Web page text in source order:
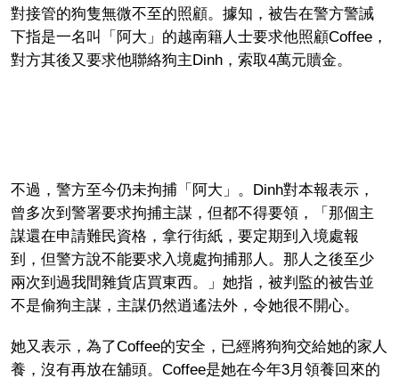
對接管的狗隻無微不至的照顧。據知，被告在警方警誡
下指是一名叫「阿大」的越南籍人士要求他照顧Coffee，
對方其後又要求他聯絡狗主Dinh，索取4萬元贖金。
不過，警方至今仍未拘捕「阿大」。Dinh對本報表示，
曾多次到警署要求拘捕主謀，但都不得要領，「那個主
謀還在申請難民資格，拿行街紙，要定期到入境處報
到，但警方說不能要求入境處拘捕那人。那人之後至少
兩次到過我間雜貨店買東西。」她指，被判監的被告並
不是偷狗主謀，主謀仍然逍遙法外，令她很不開心。
她又表示，為了Coffee的安全，已經將狗狗交給她的家人
養，沒有再放在舖頭。Coffee是她在今年3月領養回來的